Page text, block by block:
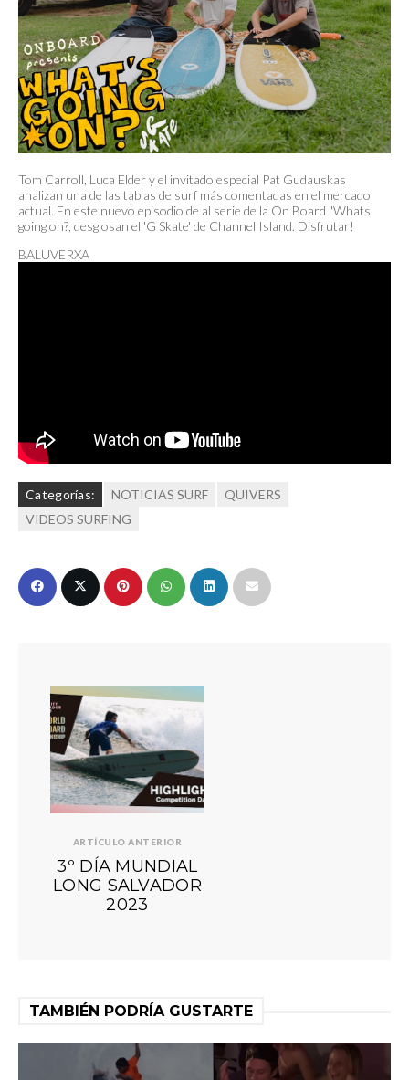
Tom Carroll, Luca Elder y el invitado especial Pat Gudauskas
analizan una de las tablas de surf más comentadas en el mercado
actual. En este nuevo episodio de al serie de la On Board "Whats
going on?, desglosan el 'G Skate' de Channel Island. Disfrutar!
BALUVERXA
Categorías: NOTICIAS SURF
QUIVERS
VIDEOS SURFING
ARTÍCULO ANTERIOR
3º DÍA MUNDIAL
LONG SALVADOR
2023
TAMBIÉN PODRÍA GUSTARTE